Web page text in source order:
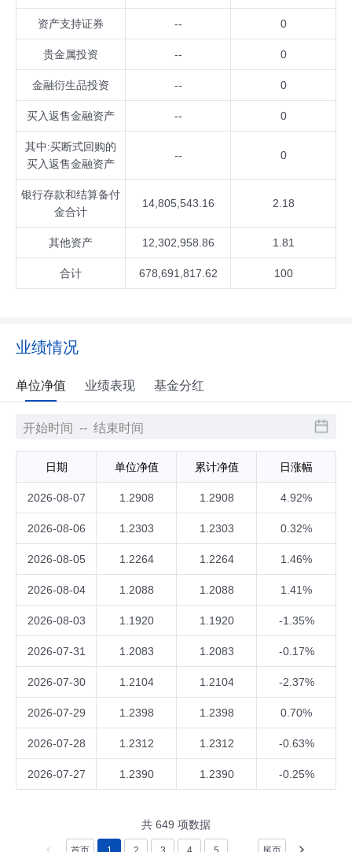
资产支持证券 -- 0
贵金属投资 -- 0
金融衍生品投资 -- 0
买入返售金融资产 -- 0
其中:买断式回购的
买入返售金融资产
-- 0
银行存款和结算备付
金合计
14,805,543.16 2.18
其他资产 12,302,958.86 1.81
合计 678,691,817.62 100
业绩情况
单位净值 业绩表现 基金分红
日期 单位净值 累计净值 日涨幅
2026-08-07 1.2908 1.2908 4.92%
2026-08-06 1.2303 1.2303 0.32%
2026-08-05 1.2264 1.2264 1.46%
2026-08-04 1.2088 1.2088 1.41%
2026-08-03 1.1920 1.1920 -1.35%
2026-07-31 1.2083 1.2083 -0.17%
2026-07-30 1.2104 1.2104 -2.37%
2026-07-29 1.2398 1.2398 0.70%
2026-07-28 1.2312 1.2312 -0.63%
2026-07-27 1.2390 1.2390 -0.25%
共 649 项数据